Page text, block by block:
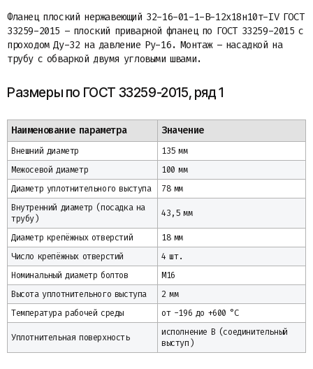
Фланец плоский нержавеющий 32-16-01-1-B-12х18н10т-IV ГОСТ
33259-2015 – плоский приварной фланец по ГОСТ 33259-2015 с
проходом Ду-32 на давление Ру-16. Монтаж – насадкой на
трубу с обваркой двумя угловыми швами.
Размеры по ГОСТ 33259-2015, ряд 1
Наименование параметра Значение
Внешний диаметр
135 мм
Межосевой диаметр
100 мм
Диаметр уплотнительного выступа
78 мм
Внутренний диаметр (посадка на
трубу)
43,5 мм
Диаметр крепёжных отверстий
18 мм
Число крепёжных отверстий
4 шт.
Номинальный диаметр болтов
М16
Высота уплотнительного выступа
2 мм
Температура рабочей среды
от -196 до +600 °C
Уплотнительная поверхность
исполнение B (соединительный
выступ)